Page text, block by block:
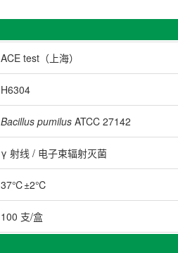
ACE test（上海）
H6304
Bacillus pumilus ATCC 27142
γ 射线 / 电子束辐射灭菌
37℃±2℃
100 支/盒